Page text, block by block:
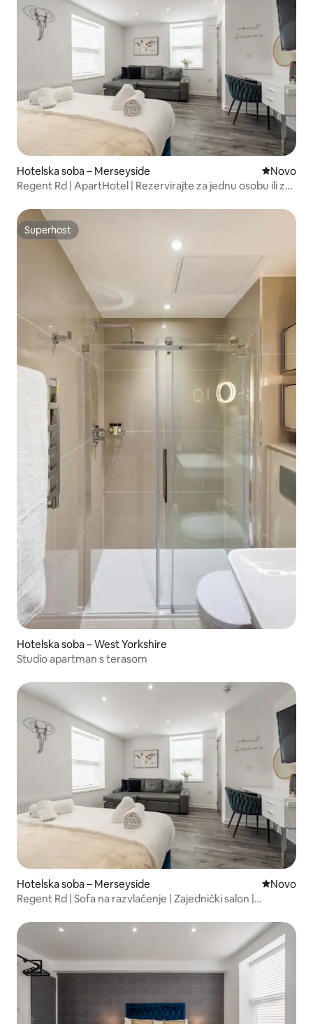
Hotelska soba – Merseyside Novi
Novo
Regent Rd | ApartHotel | Rezervirajte za jednu osobu ili za
Superhost
Superhost
Hotelska soba – West Yorkshire
Studio apartman s terasom
Hotelska soba – Merseyside Novi
Novo
Regent Rd | Sofa na razvlačenje | Zajednički salon |